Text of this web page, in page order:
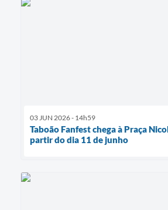
03 JUN 2026 - 14h59
Taboão Fanfest chega à Praça
partir do dia 11 de junho